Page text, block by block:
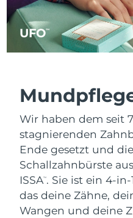
UFO™
Wir haben dem seit
stagnierenden
Ende gesetzt und
Schallzahnbürste
ISSA™. Sie ist ein 4-
das deine Zähne,
Wangen und deine